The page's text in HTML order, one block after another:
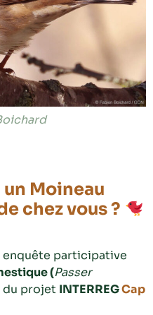
Moineau
chez vous ?
enquête participative
(Passer
du projet INTERREGCap